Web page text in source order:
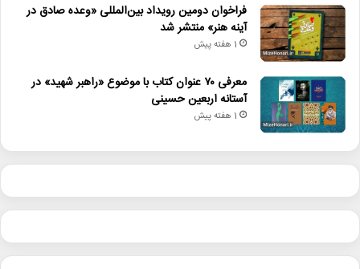
فراخوان دومین رویداد بین‌المللی «وعده صادق در
آینه هنر» منتشر شد
1 هفته پیش
معرفی ۷۰ عنوان کتاب با موضوع «راهبر شهید» در
آستانه اربعین حسینی
1 هفته پیش